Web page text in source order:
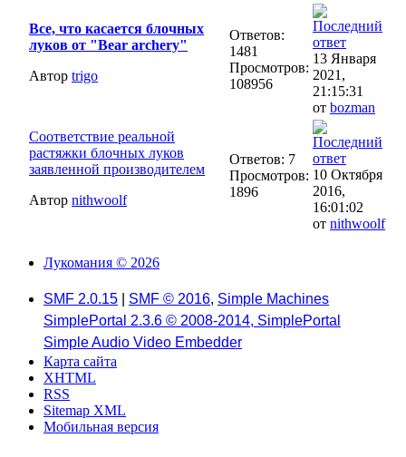
Все, что касается блочных
луков от "Bear archery"
Автор trigo
Ответов:
1481
Просмотров:
108956
13 Января
2021,
21:15:31
от bozman
Соответствие реальной
растяжки блочных луков
заявленной производителем
Автор nithwoolf
Ответов: 7
Просмотров:
1896
10 Октября
2016,
16:01:02
от nithwoolf
Лукомания © 2026
SMF 2.0.15 SMF © 2016, Simple Machines
SimplePortal 2.3.6 © 2008-2014, SimplePortal
Simple Audio Video Embedder
Карта сайта
XHTML
RSS
Sitemap XML
Мобильная версия